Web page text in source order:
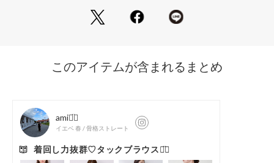
※同素材のパンツ（テーパード：637-61007）、（ワイド：63
能です。
・身体のラインを拾い過ぎず、しっかりストレッチが効いてい
るので着心地も快適です。
・クリーンできちんと感がありながら、お手入れがしやすい防